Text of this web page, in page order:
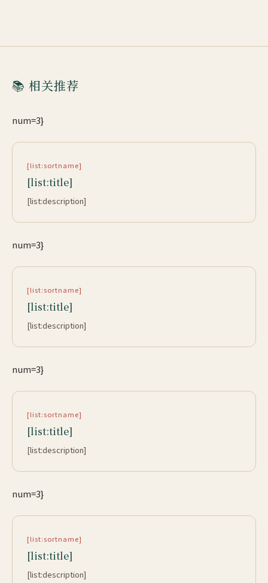
📚 相关推荐
num=3}
[list:sortname]
[list:title]
[list:description]
num=3}
[list:sortname]
[list:title]
[list:description]
num=3}
[list:sortname]
[list:title]
[list:description]
num=3}
[list:sortname]
[list:title]
[list:description]